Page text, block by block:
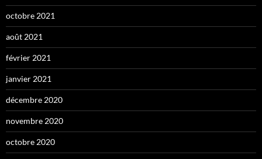
octobre 2021
août 2021
février 2021
janvier 2021
décembre 2020
novembre 2020
octobre 2020